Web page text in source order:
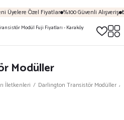
Üyelere Özel Fiyatlar %100 Güvenli Alışveriş
Modüller
İletkenleri Darlington Transistör Modüller